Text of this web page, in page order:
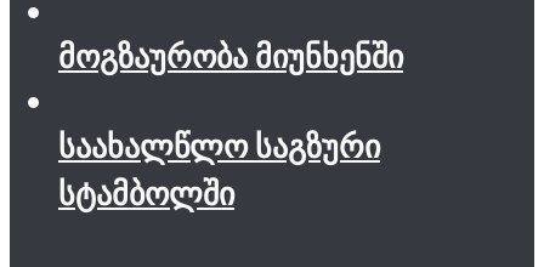
მოგზაურობა მიუნხენში
საახალწლო საგზური
სტამბოლში